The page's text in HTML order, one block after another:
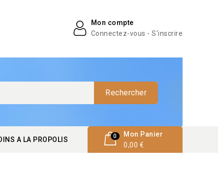
Mon compte
Connectez-vous - S'inscrire
Rechercher
A LA PROPOLIS
Mon Panier
0
0,00 €